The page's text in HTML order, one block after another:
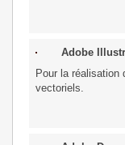
Adobe
Pour la
vectoriels.